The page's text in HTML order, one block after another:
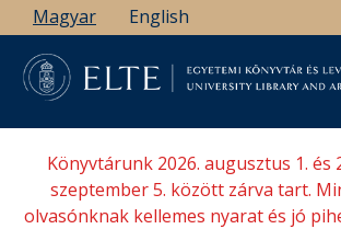
Ugrás
a
tartalomra
Magyar English
Könyvtárunk 2026. augusztus 1. és
szeptember 5. között zárva tart.
olvasónknak kellemes nyarat és jó